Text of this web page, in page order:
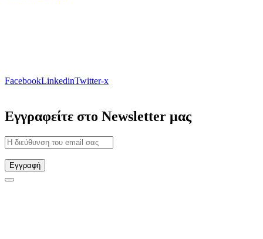
FacebookLinkedinTwitter-x
Εγγραφείτε στο Newsletter μας
Εγγραφή